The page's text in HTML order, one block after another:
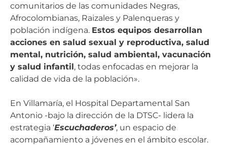
comunitarios de las comunidades Negras,
Afrocolombianas, Raizales y Palenqueras y
población indígena. Estos equipos desarrollan
acciones en salud sexual y reproductiva, salud
mental, nutrición, salud ambiental, vacunación
y salud infantil, todas enfocadas en mejorar la
calidad de vida de la población».
En Villamaría, el Hospital Departamental San
Antonio -bajo la dirección de la DTSC- lidera la
estrategia ‘Escuchaderos’, un espacio de
acompañamiento a jóvenes en el ámbito escolar.